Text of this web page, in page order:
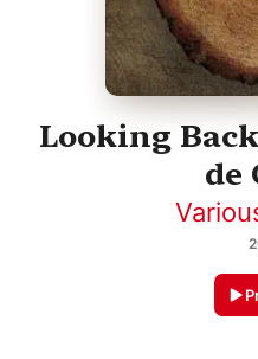
Looking
de